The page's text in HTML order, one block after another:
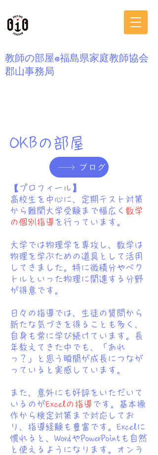
​教師の部屋@福島県家庭教師協会
郡山事務局
OKBの部屋
ブログ
【プロフィール】
高校生を中心に、定期テスト対策
から難関大学受験まで幅広く 数学
の個別指導を行っています。
大学では物理学を専攻し、数学は
物理を学ぶための道具として活用
してきました。特に微積分やベク
トルといった物理に関連する分野
が得意です。
日々の指導では、生徒の質問から
新たな気づきを得ることも多く、
自身も常に学び続けています。長
年教えてきた中でも、「あれ
っ？」と思う瞬間が成長につなが
っていると実感しています。
また、意外にも好評をいただいて
いるのがExcelの指導 です。基本操
作から検定対策まで対応してお
り、指導経験も豊富です。Excelに
慣れると、WordやPowerPointも自然
と使えるようになります。オンラ